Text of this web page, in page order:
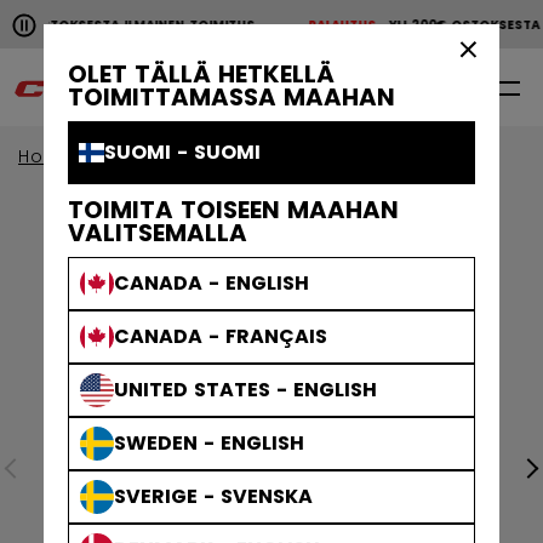
OLET TÄLLÄ HETKELLÄ
TOIMITTAMASSA MAAHAN
SUOMI - SUOMI
TOIMITA TOISEEN MAAHAN
VALITSEMALLA
CANADA - ENGLISH
CANADA - FRANÇAIS
UNITED STATES - ENGLISH
SWEDEN - ENGLISH
SVERIGE - SVENSKA
Pause the horizontal scroll animation.
OSTOKSESTA ILMAINEN TOIMITUSPALAUTUS YLI 200€
YLI 200€ OSTOKSESTA ILMAINEN TOIMITUS
Home Jääkiekkosuojat